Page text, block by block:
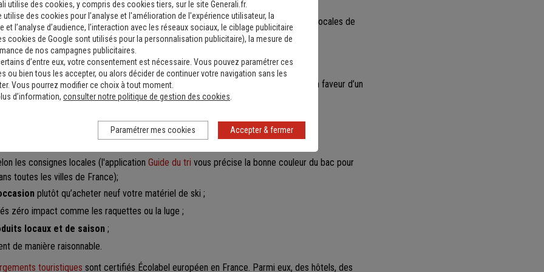
2016, l’ANMSM récompense l’engagement des stations menant des initiatives locales de
lesTrophées des cimes durables.
pratiques pour préserver la montagne ?
ou adepte de la montagne en toute saison, vous avez aussi
en faveur d’un
pour y contribuer :
transports en commun
ou le covoiturage à la voiture individuelle ;
écologique ;
les consignes locales (l'application Guide du tri vous précise la bonne couleur du bac pour
toutes les villes de France);
plutôt qu’acheter neuf votre matériel de ski ;
zéro impact comme les raquettes ou la luge ;
locaux et de saison ;
de manière raisonnable.
touristiques sont certifiés Écolabel européen en France. Parmi eux, des hôtels, des
utilise des cookies, y compris des cookies tiers, sur le site Generali.fr.
utilise des cookies pour l’analyse et l'amélioration de l’expérience utilisateur, la
et l’analyse d’audience, l’interaction avec les réseaux sociaux, le ciblage publicitaire
cookies de Google sont utilisés pour la personnalisation publicitaire), la mesure de
de nos campagnes publicitaires.
d’entre eux, votre consentement est nécessaire. Vous pouvez paramétrer ces
ou bien tous les accepter, ou alors décider de continuer votre navigation sans les
Vous pourrez modifier ce choix à tout moment.
d’information, consulter notre politique de gestion des cookies.
Accepter & fermer
Paramétrer mes cookies